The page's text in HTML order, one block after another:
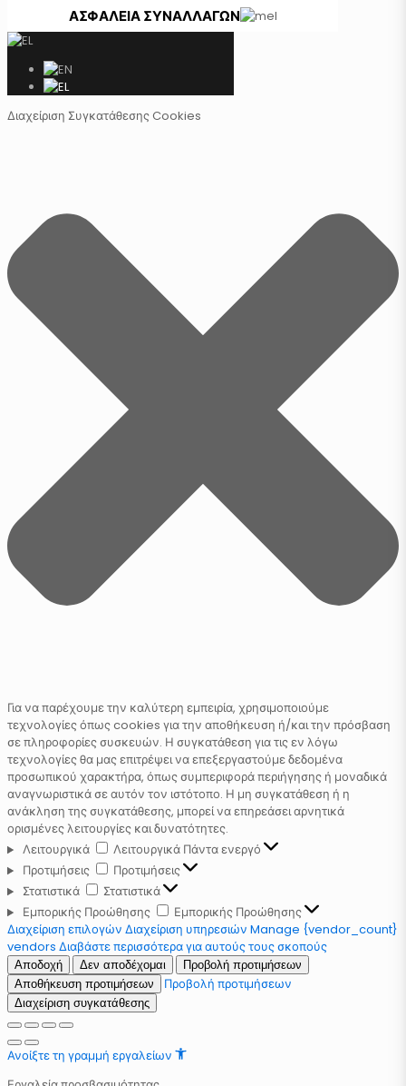
ΑΣΦΑΛΕΙΑ ΣΥΝΑΛΛΑΓΩΝ
Διαχείριση Συγκατάθεσης Cookies
Για να παρέχουμε την καλύτερη εμπειρία, χρησιμοποιούμε
τεχνολογίες όπως cookies για την αποθήκευση ή/και την πρόσβαση
σε πληροφορίες συσκευών. Η συγκατάθεση για τις εν λόγω
τεχνολογίες θα μας επιτρέψει να επεξεργαστούμε δεδομένα
προσωπικού χαρακτήρα, όπως συμπεριφορά περιήγησης ή μοναδικά
αναγνωριστικά σε αυτόν τον ιστότοπο. Η μη συγκατάθεση ή η
ανάκληση της συγκατάθεσης, μπορεί να επηρεάσει αρνητικά
ορισμένες λειτουργίες και δυνατότητες.
Λειτουργικά
Λειτουργικά Πάντα ενεργό
Προτιμήσεις
Προτιμήσεις
Στατιστικά
Στατιστικά
Εμπορικής Προώθησης
Εμπορικής Προώθησης
Διαχείριση επιλογών Διαχείριση υπηρεσιών Manage {vendor_count}
vendors Διαβάστε περισσότερα για αυτούς τους σκοπούς
Αποδοχή Δεν αποδέχομαι
Προβολή προτιμήσεων
Αποθήκευση προτιμήσεων
Προβολή προτιμήσεων
Διαχείριση συγκατάθεσης
Ανοίξτε τη γραμμή εργαλείων